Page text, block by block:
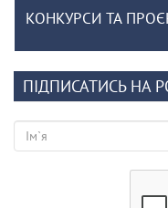
КОНКУРСИ ТА
ПІДПИСАТИСЬ НА